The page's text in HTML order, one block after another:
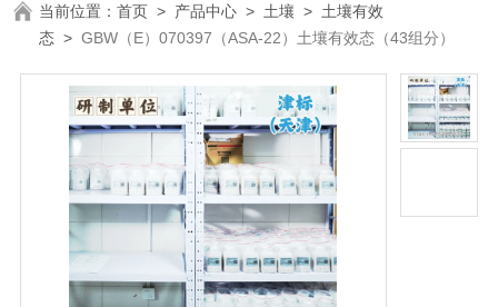
当前位置：首页 > 产品中心 > 土壤 > 土壤有效
态 >GBW（E）070397（ASA-22）土壤有效态（43组分）